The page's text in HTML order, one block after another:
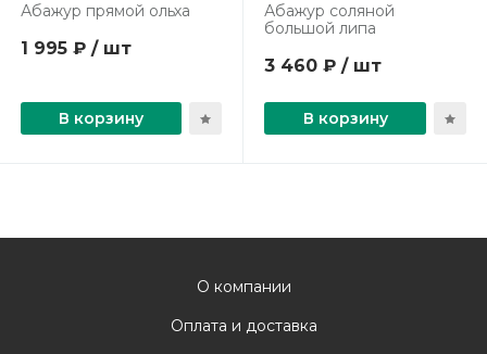
Абажур прямой ольха
1 995 ₽ / шт
В корзину
Абажур соляной
большой липа
3 460 ₽ / шт
В корзину
О компании
Оплата и доставка